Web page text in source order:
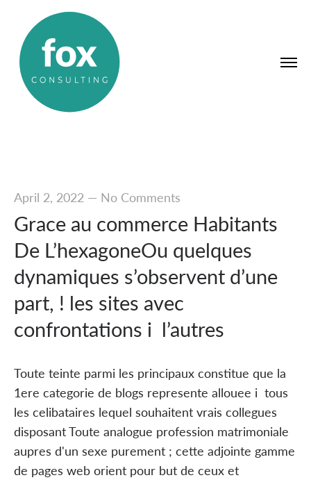
April 2, 2022— No Comments
Grace au commerce Habitants
De L’hexagoneOu quelques
dynamiques s’observent d’une
part, ! les sites avec
confrontations i l’autres
Toute teinte parmi les principaux constitue que la
1ere categorie de blogs represente allouee i tous
les celibataires lequel souhaitent vrais collegues
disposant Toute analogue profession matrimoniale
aupres d'un sexe purement ; cette adjointe gamme
de pages web orient pour but de ceux et